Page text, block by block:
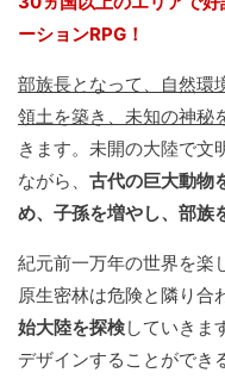
ーションRPG！
部族長となって、自然環
領土を築き、未知の神秘
きます。未開の大陸で文
ながら、 古代の巨大動物
め、子孫を増やし、部族
紀元前一万年の世界を楽
原生密林は危険と隣り合
始大陸を探検していきま
デザインすることができ